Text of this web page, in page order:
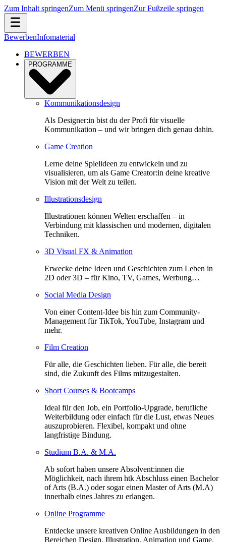
Zum Inhalt springenZum Menü springenZur Fußzeile springen
BewerbenInfomaterial
BEWERBEN
PROGRAMME
Kommunikationsdesign
Als Designer:in bist du der Profi für visuelle
Kommunikation – und wir bringen dich genau dahin.
Game Creation
Lerne deine Spielideen zu entwickeln und zu
visualisieren, um als Game Creator:in deine kreative
Vision mit der Welt zu teilen.
Illustrationsdesign
Illustrationen können Welten erschaffen – in
Verbindung mit klassischen und modernen, digitalen
Techniken.
3D Visual FX & Animation
Erwecke deine Ideen und Geschichten zum Leben in
2D oder 3D – für Kino, TV, Games, Werbung…
Social Media Design
Von einer Content-Idee bis hin zum Community-
Management für TikTok, YouTube, Instagram und
mehr.
Film Creation
Für alle, die Geschichten lieben. Für alle, die bereit
sind, die Zukunft des Films mitzugestalten.
Short Courses & Bootcamps
Ideal für den Job, ein Portfolio-Upgrade, berufliche
Weiterbildung oder einfach für die Lust, etwas Neues
auszuprobieren. Flexibel, kompakt und ohne
langfristige Bindung.
Studium B.A. & M.A.
Ab sofort haben unsere Absolvent:innen die
Möglichkeit, nach ihrem htk Abschluss einen Bachelor
of Arts (B.A.) oder sogar einen Master of Arts (M.A)
innerhalb eines Jahres zu erlangen.
Online Programme
Entdecke unsere kreativen Online Ausbildungen in den
Bereichen Design, Illustration, Animation und Game.